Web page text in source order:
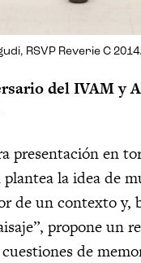
RSVP Reverie C 2014.
del IVAM y
presentación en
la idea de
de un contexto y,
propone un
de